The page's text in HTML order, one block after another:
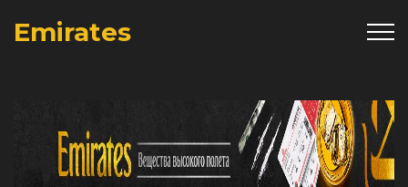
Emirates